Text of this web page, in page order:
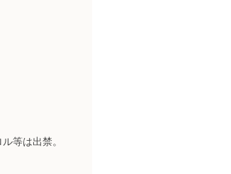
等は出禁。